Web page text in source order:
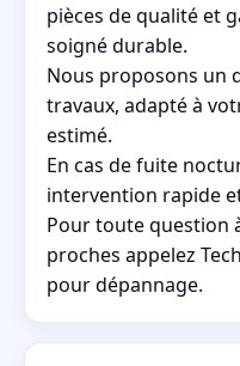
pièces de qualité et
soigné durable.
Nous proposons un
travaux, adapté à
estimé.
En cas de fuite
intervention rapide
Pour toute question
proches appelez
pour dépannage.